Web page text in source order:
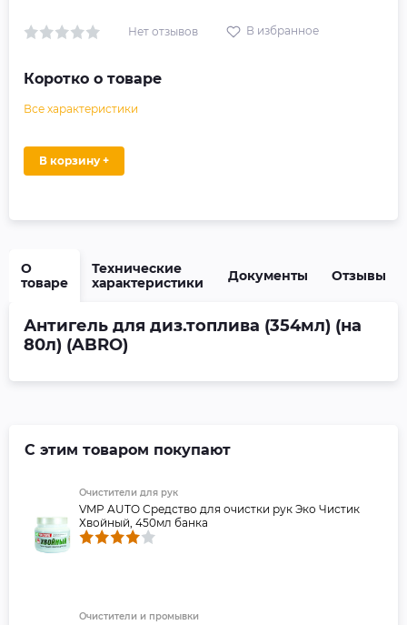
Нет отзывов В избранное
Коротко о товаре
Все характеристики
В корзину +
О
товаре
Технические
характеристики
Документы Отзывы
Антигель для диз.топлива (354мл) (на
80л) (ABRO)
С этим товаром покупают
Очистители для рук
VMP AUTO Средство для очистки рук Эко Чистик
Хвойный, 450мл банка
Очистители и промывки